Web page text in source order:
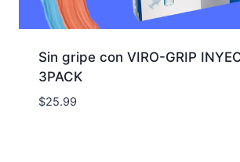
Sin gripe con VIRO-GRIP
3PACK
$25.99